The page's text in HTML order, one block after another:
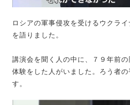
ロシアの軍事侵攻を受けるウクラ
を語りました。
講演会を聞く人の中に、７９年前
体験をした人がいました。ろう者
す。